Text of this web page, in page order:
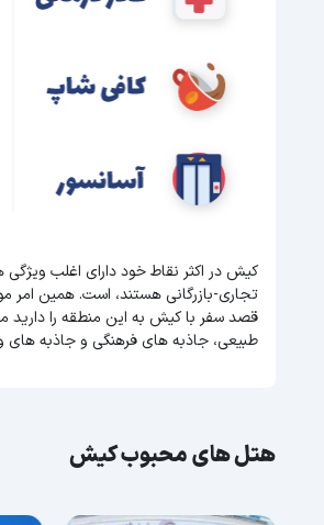
کیش در اکثر نقاط خود دارای اغلب
تجاری-بازرگانی هستند، است. همین امر
قصد سفر با کیش به این منطقه را دارید
طبیعی، جاذبه های فرهنگی و جاذبه
هتل های محبوب کیش